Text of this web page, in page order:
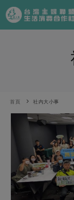
產品分類
奶蛋豆・五穀
豆製品
米食
常備菜
蔬食
把最好的台灣味帶
防災用品預購圓滿
2026年端午節預購
更多預購活動
主婦食堂
社內大小事
產品故事
關於合作社
認識合作社
關於我們
重要公告
首頁 社內大小事